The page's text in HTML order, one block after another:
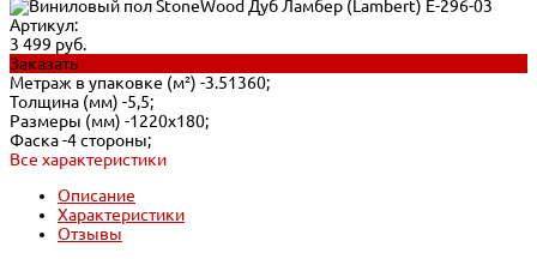
Артикул:
3 499 руб.
Заказать
Метраж в упаковке (м²) -3.51360;
Толщина (мм) -5,5;
Размеры (мм) -1220x180;
Фаска -4 стороны;
Все характеристики
Описание
Характеристики
Отзывы